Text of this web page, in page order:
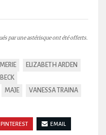
par une astérisque ont été offerts.
ELIZABETH ARDEN
MAJE
VANESSA TRAINA
PINTEREST EMAIL